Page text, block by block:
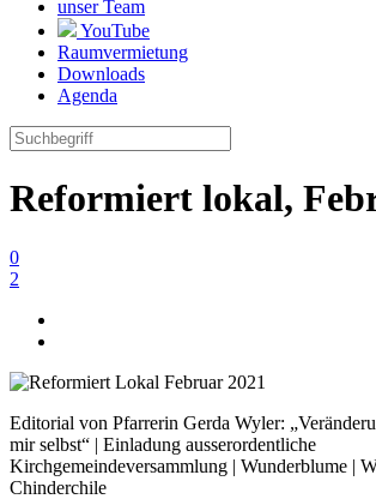
unser Team
YouTube
Raumvermietung
Downloads
Agenda
Reformiert lokal,
0
2
Editorial von Pfarrerin Gerda Wyler:
mir selbst“ | Einladung ausserordentliche
Kirchgemeindeversammlung | Wunderblume |
Chinderchile